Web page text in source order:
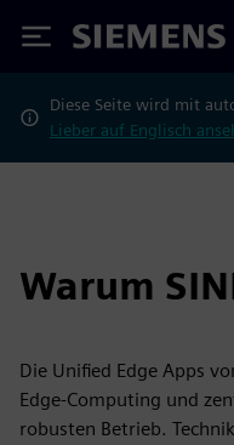
Siemens
Diese Seite wird mit
Lieber auf Englisch
Warum
Die Unified Edge Apps
Edge-Computing und
robusten Betrieb.